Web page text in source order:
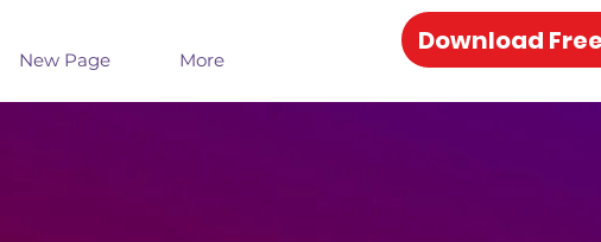
New Page More
Download